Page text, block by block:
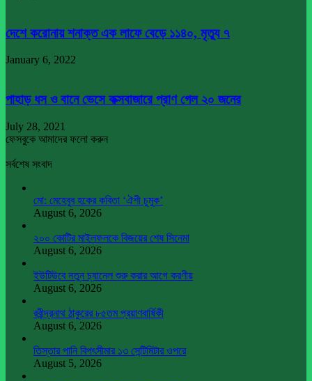
দেশে করোনায় শনাক্ত এক লাফে বেড়ে ১১৪০, মৃত্যু ৭
January 6, 2022
পাহাড় ধস ও বানে ভেসে কক্সবাজারে প্রাণ গেল ২০ জনের
July 28, 2021
ফেসবুকে আমাদের ফলো করুন
সর্বশেষ সংবাদ
মো: মেহেবুব হকের কবিতা ‘ঐশী চুমুক’
August 6, 2026
২০০ কোটির মাইলফলকে বিজয়ের শেষ সিনেমা
August 6, 2026
ইউটিউবে নতুন চ্যানেল শুরু করার আগে করণীয়
August 6, 2026
রবীন্দ্রনাথ ঠাকুরের ৮৫তম প্রয়াণবার্ষিকী
August 6, 2026
তিস্তার পানি বিপৎসীমার ১৩ সেন্টিমিটার ওপরে
August 5, 2026